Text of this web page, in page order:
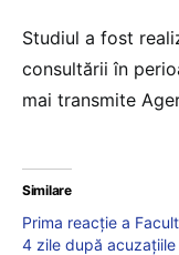
Studiul a fost
consultării în
mai transmite
Similare
Prima reacție a
4 zile după